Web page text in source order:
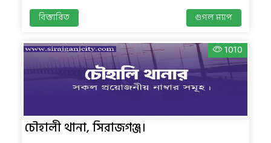
বিস্তারিত গুগল ম্যাপ
1010
চৌহালী থানা, সিরাজগঞ্জ।